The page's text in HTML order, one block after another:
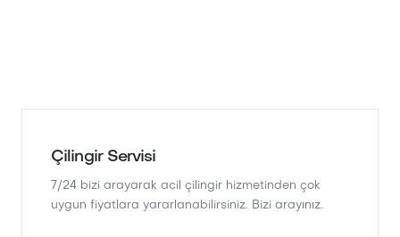
Çilingir Servisi
7/24 bizi arayarak acil çilingir hizmetinden çok
uygun fiyatlara yararlanabilirsiniz. Bizi arayınız.